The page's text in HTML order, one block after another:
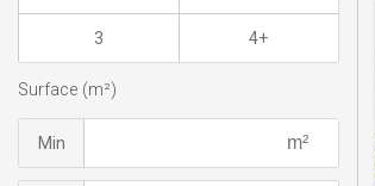
3 4+
Surface (m²)
Min